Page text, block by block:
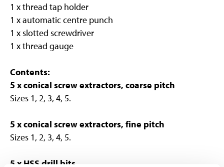
1 x thread tap holder
1 x automatic centre punch
1 x slotted screwdriver
1 x thread gauge
Contents:
5 x conical screw extractors, coarse pitch
Sizes 1, 2, 3, 4, 5.
5 x conical screw extractors, fine pitch
Sizes 1, 2, 3, 4, 5.
5 x HSS drill bits